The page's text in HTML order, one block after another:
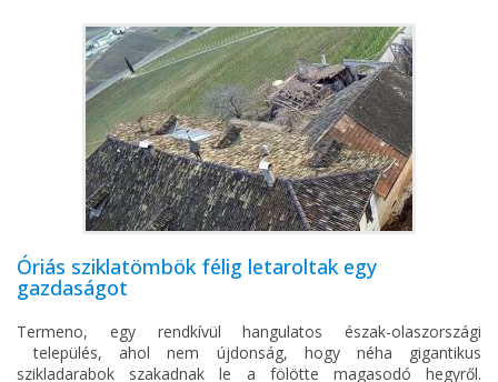
Óriás sziklatömbök félig letaroltak egy
gazdaságot
Termeno, egy rendkívül hangulatos észak-olaszországi
település, ahol nem újdonság, hogy néha gigantikus
szikladarabok szakadnak le a fölötte magasodó hegyről.